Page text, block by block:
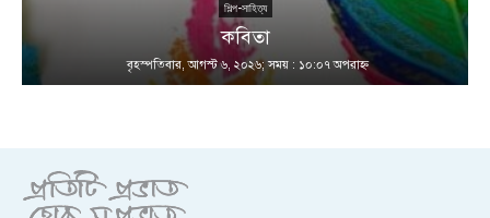
শিল্প-সাহিত্য
কবিতা
বৃহস্পতিবার, আগস্ট ৬, ২০২৬; সময় : ১০:০৭ অপরাহ্ণ